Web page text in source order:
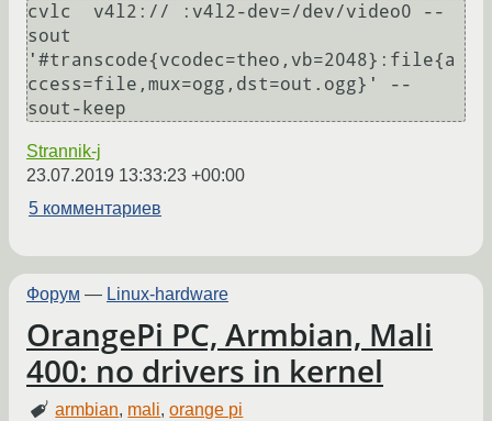
cvlc  v4l2:// :v4l2-dev=/dev/video0 --
sout
'#transcode{vcodec=theo,vb=2048}:file{a
ccess=file,mux=ogg,dst=out.ogg}' --
sout-keep
Strannik-j
23.07.2019 13:33:23 +00:00
5 комментариев
Форум — Linux-hardware
OrangePi PC, Armbian, Mali
400: no drivers in kernel
armbian, mali,orange pi